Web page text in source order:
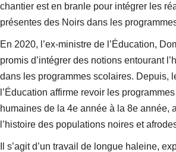
chantier est en branle pour intégrer les
présentes des Noirs dans les
En 2020, l’ex-ministre de l’Éducation,
promis d’intégrer des notions entourant
dans les programmes scolaires. Depuis,
l’Éducation affirme revoir les
humaines de la 4e année à la 8e année,
l’histoire des populations noires et
Il s’agit d’un travail de longue haleine,